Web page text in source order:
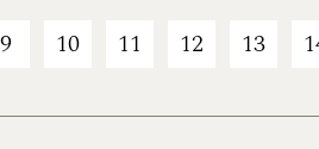
9 10 11 12 13